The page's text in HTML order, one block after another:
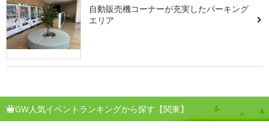
自動販売機コーナーが充実したパーキング
エリア
GW人気イベントランキングから探す【関東】